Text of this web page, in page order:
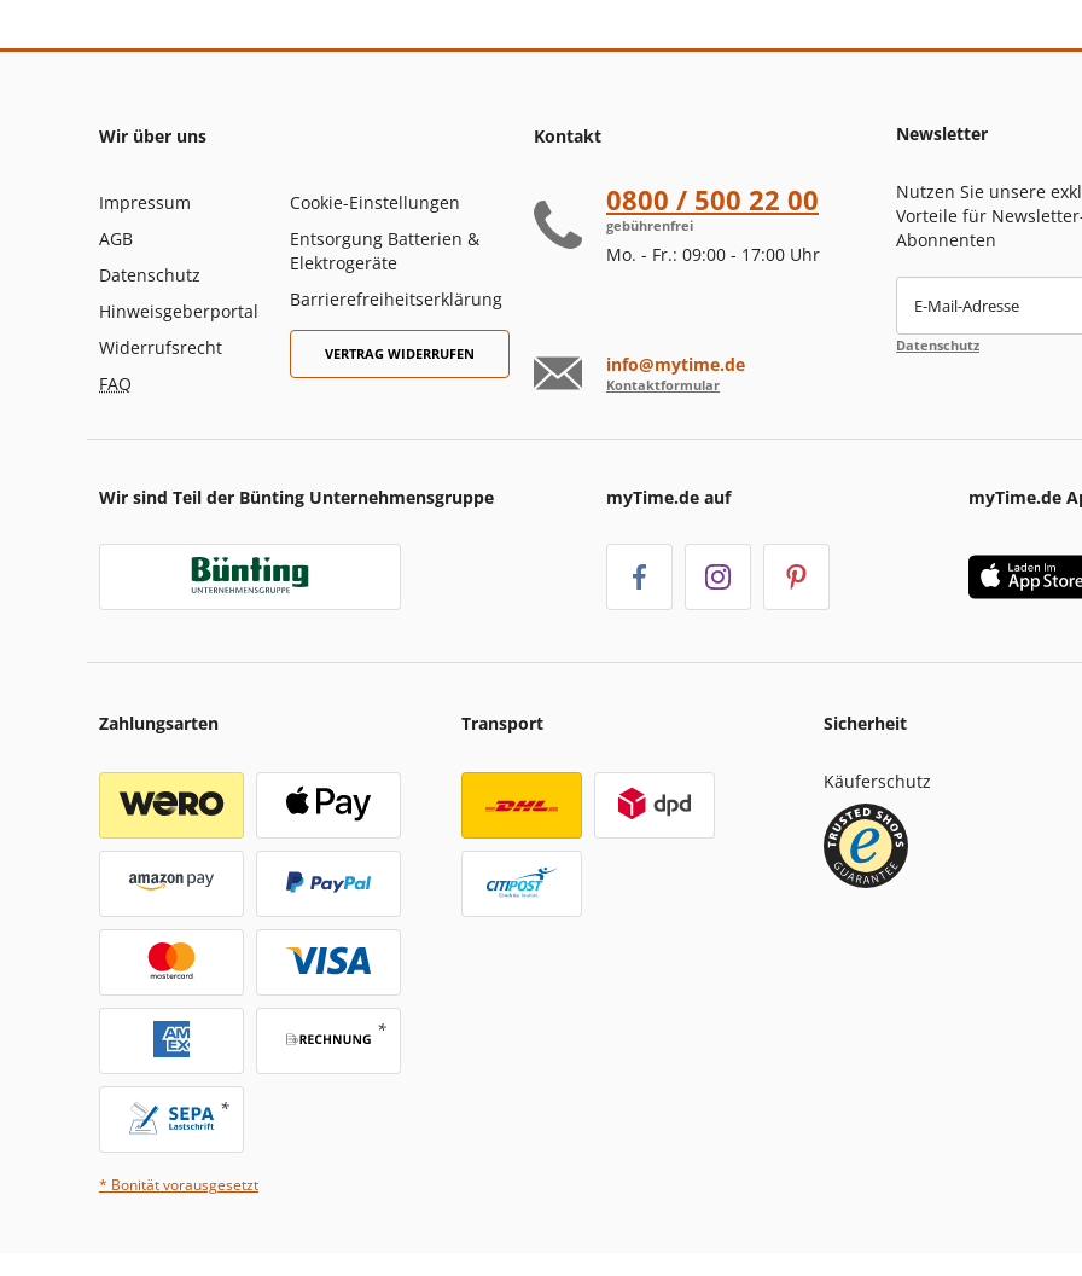
Wir über uns
Impressum
AGB
Datenschutz
Hinweisgeberportal
Widerrufsrecht
FAQ
Cookie-Einstellungen
Entsorgung Batterien &
Elektrogeräte
Barrierefreiheitserklärung
VERTRAG WIDERRUFEN
Kontakt
0800 / 500 22 00
gebührenfrei
Mo. - Fr.: 09:00 - 17:00 Uhr
info@mytime.de
Kontaktformular
Newsletter
Nutzen Sie unsere
Vorteile für
Abonnenten
E-Mail-Adresse
Datenschutz
Wir sind Teil der Bünting Unternehmensgruppe myTime.de auf myTime.de
Zahlungsarten
* Bonität vorausgesetzt
Transport Sicherheit
Käuferschutz